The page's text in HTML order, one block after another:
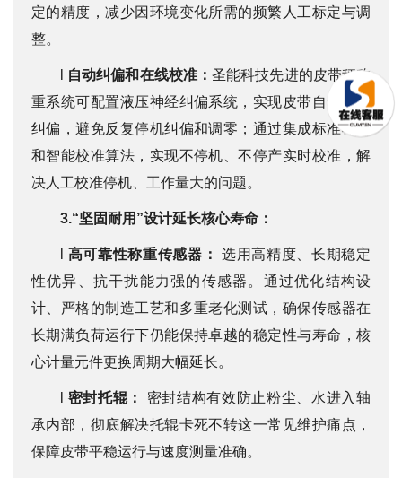
定的精度，减少因环境变化所需的频繁人工标定与调
整。
自动纠偏和在线校准：圣能科技先进的皮带秤称
重系统可配置液压神经纠偏系统，实现皮带自动精准
纠偏，避免反复停机纠偏和调零；通过集成标准棒码
和智能校准算法，实现不停机、不停产实时校准，解
决人工校准停机、工作量大的问题。
3.“坚固耐用”设计延长核心寿命：
高可靠性称重传感器：
选用高精度、长期稳定
性优异、抗干扰能力强的传感器。通过优化结构设
计、严格的制造工艺和多重老化测试，确保传感器在
长期满负荷运行下仍能保持卓越的稳定性与寿命，核
心计量元件更换周期大幅延长。
密封托辊：
密封结构有效防止粉尘、水进入轴
承内部，彻底解决托辊卡死不转这一常见维护痛点，
保障皮带平稳运行与速度测量准确。